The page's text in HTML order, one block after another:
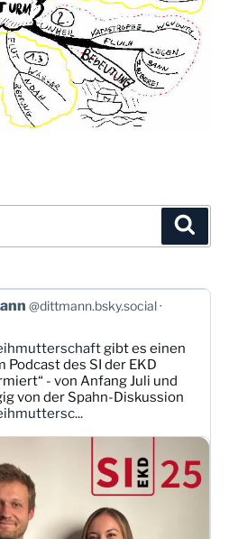
@dittmann.bsky.social
gibt es einen
Podcast des SI der EKD
- von Anfang Juli und
von der Spahn-Diskussion